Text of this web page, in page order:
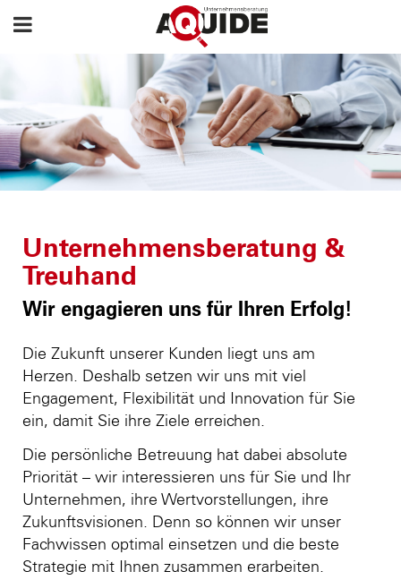
Unternehmensberatung &
Treuhand
Wir engagieren uns für Ihren Erfolg!
Die Zukunft unserer Kunden liegt uns am
Herzen. Deshalb setzen wir uns mit viel
Engagement, Flexibilität und Innovation für Sie
ein, damit Sie ihre Ziele erreichen.
Die persönliche Betreuung hat dabei absolute
Priorität – wir interessieren uns für Sie und Ihr
Unternehmen, ihre Wertvorstellungen, ihre
Zukunftsvisionen. Denn so können wir unser
Fachwissen optimal einsetzen und die beste
Strategie mit Ihnen zusammen erarbeiten.